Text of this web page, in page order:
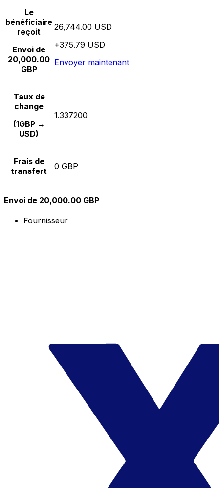
Le
bénéficiaire
reçoit
Envoi de
20,000.00
GBP
26,744.00 USD
+375.79 USD
Envoyer maintenant
Taux de
change
(1GBP →
USD)
1.337200
Frais de
transfert
0 GBP
Envoi de 20,000.00 GBP
Fournisseur